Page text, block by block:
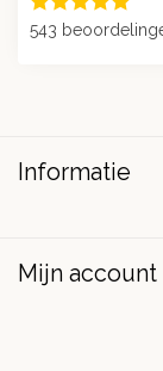
543
Informatie
Mijn account